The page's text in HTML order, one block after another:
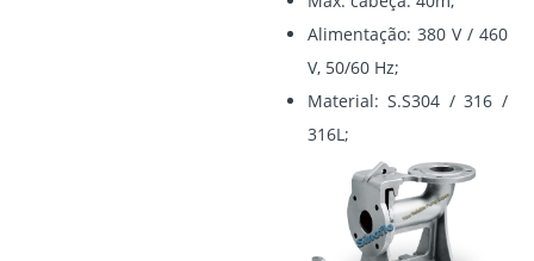
Alimentação: 380 V / 460
V, 50/60 Hz;
Material: S.S304 / 316 /
316L;